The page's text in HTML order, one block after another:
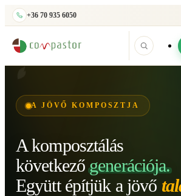
+36 70 935 6050
A JÖVŐ KOMPOSZTJA
A komposztálás
következő generációja.
Együtt építjük a jövő